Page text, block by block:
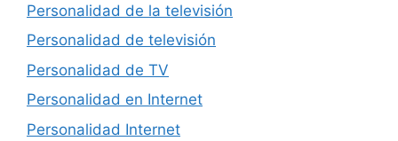
Personalidad de la televisión
Personalidad de televisión
Personalidad de TV
Personalidad en Internet
Personalidad Internet